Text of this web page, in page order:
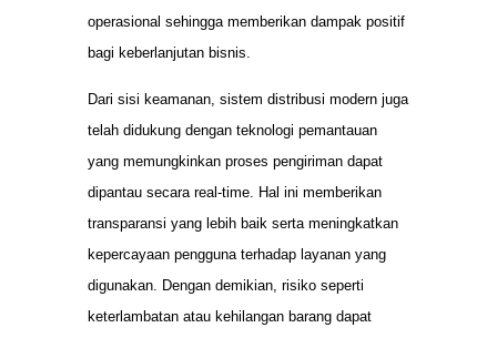
operasional sehingga memberikan dampak positif
bagi keberlanjutan bisnis.
Dari sisi keamanan, sistem distribusi modern juga
telah didukung dengan teknologi pemantauan
yang memungkinkan proses pengiriman dapat
dipantau secara real-time. Hal ini memberikan
transparansi yang lebih baik serta meningkatkan
kepercayaan pengguna terhadap layanan yang
digunakan. Dengan demikian, risiko seperti
keterlambatan atau kehilangan barang dapat